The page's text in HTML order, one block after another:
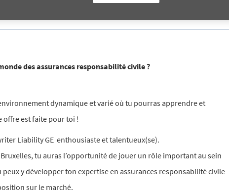
S'inscrire
des assurances responsabilité civile ?
dynamique et varié où tu pourras apprendre et
offre est faite pour toi !
Liability GE enthousiaste et talentueux(se).
tu auras l’opportunité de jouer un rôle important au sein
y développer ton expertise en assurances responsabilité civile
sur le marché.